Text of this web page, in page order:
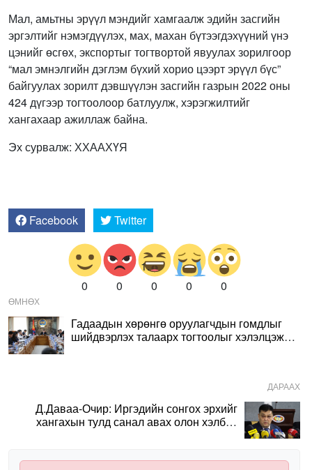
Мал, амьтны эрүүл мэндийг хамгаалж эдийн засгийн
эргэлтийг нэмэгдүүлэх, мах, махан бүтээгдэхүүний үнэ
цэнийг өсгөх, экспортыг тогтвортой явуулах зорилгоор
“мал эмнэлгийн дэглэм бүхий хорио цээрт эрүүл бүс”
байгуулах зорилт дэвшүүлэн засгийн газрын 2022 оны
424 дүгээр тогтоолоор батлуулж, хэрэгжилтийг
хангахаар ажиллаж байна.
Эх сурвалж: ХХААХҮЯ
Facebook Twitter
0 0 0 0 0
ӨМНӨХ
Гадаадын хөрөнгө оруулагчдын гомдлыг
шийдвэрлэх талаарх тогтоолыг хэлэлцэж
ДАРААХ
Д.Даваа-Очир: Иргэдийн сонгох эрхийг
хангахын тулд санал авах олон хэлбэр